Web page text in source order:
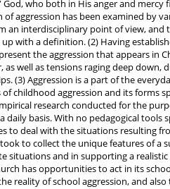
who both in His anger and mercy
aggression has been examined by
an interdisciplinary point of view, and
with a definition. (2) Having
the aggression that appears in
well as tensions raging deep down,
(3) Aggression is a part of the
childhood aggression and its forms
research conducted for the
basis. With no pedagogical tools
to deal with the situations resulting
to collect the unique features of a
situations and in supporting a
has opportunities to act in its
reality of school aggression, and